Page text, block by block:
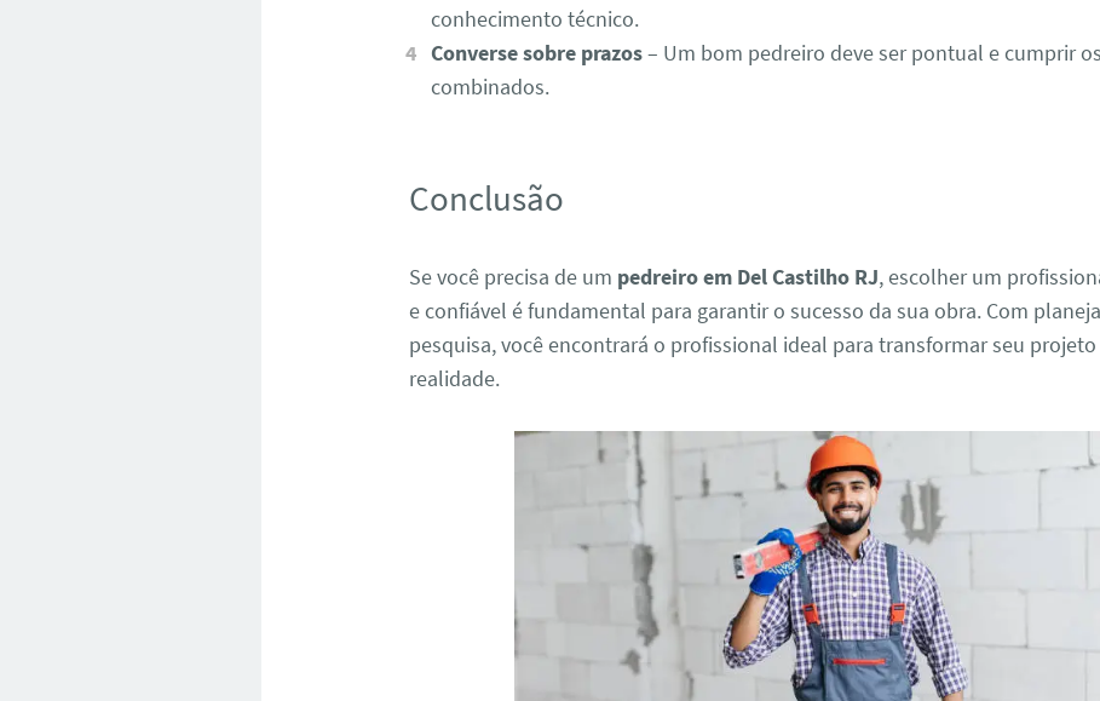
conhecimento técnico.
Converse sobre prazos– Um bom pedreiro deve ser pontual e cumprir os
combinados.
Conclusão
Se você precisa de um pedreiro em Del Castilho RJ, escolher um
e confiável é fundamental para garantir o sucesso da sua obra. Com
pesquisa, você encontrará o profissional ideal para transformar seu projeto
realidade.